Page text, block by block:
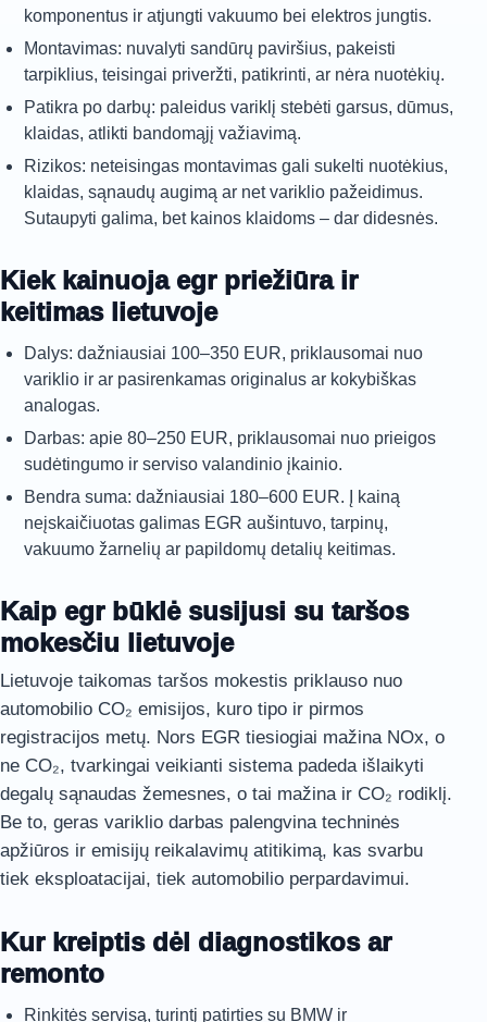
komponentus ir atjungti vakuumo bei elektros jungtis.
Montavimas: nuvalyti sandūrų paviršius, pakeisti
tarpiklius, teisingai priveržti, patikrinti, ar nėra nuotėkių.
Patikra po darbų: paleidus variklį stebėti garsus, dūmus,
klaidas, atlikti bandomąjį važiavimą.
Rizikos: neteisingas montavimas gali sukelti nuotėkius,
klaidas, sąnaudų augimą ar net variklio pažeidimus.
Sutaupyti galima, bet kainos klaidoms – dar didesnės.
Kiek kainuoja egr priežiūra ir
keitimas lietuvoje
Dalys: dažniausiai 100–350 EUR, priklausomai nuo
variklio ir ar pasirenkamas originalus ar kokybiškas
analogas.
Darbas: apie 80–250 EUR, priklausomai nuo prieigos
sudėtingumo ir serviso valandinio įkainio.
Bendra suma: dažniausiai 180–600 EUR. Į kainą
neįskaičiuotas galimas EGR aušintuvo, tarpinų,
vakuumo žarnelių ar papildomų detalių keitimas.
Kaip egr būklė susijusi su taršos
mokesčiu lietuvoje
Lietuvoje taikomas taršos mokestis priklauso nuo
automobilio CO₂ emisijos, kuro tipo ir pirmos
registracijos metų. Nors EGR tiesiogiai mažina NOx, o
ne CO₂, tvarkingai veikianti sistema padeda išlaikyti
degalų sąnaudas žemesnes, o tai mažina ir CO₂ rodiklį.
Be to, geras variklio darbas palengvina techninės
apžiūros ir emisijų reikalavimų atitikimą, kas svarbu
tiek eksploatacijai, tiek automobilio perpardavimui.
Kur kreiptis dėl diagnostikos ar
remonto
Rinkitės servisą, turintį patirties su BMW ir